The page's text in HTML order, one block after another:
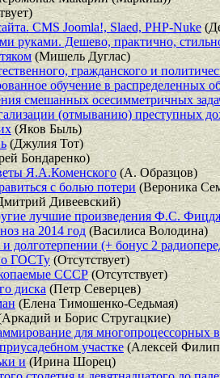
CMS Joomla!, Slaed, PHP-Nuke
руками. Дешево, практично,
(Мишель Дуглас)
гражданского и
обучение в распределенных
смешанных осесимметричных
(отмыванию) преступных
(Яков Быль)
(Джулия Тот)
Бондаренко)
Я.А.Коменского (А. Образцов)
с болью потери (Вероника
Дивеевский)
лучшие произведения Ф.С.
на 2014 год (Василиса Володина)
долготерпении (+ бонус 2
ГОСТу(Отсутствует)
СССР(Отсутствует)
диска (Петр Северцев)
(Елена Тимошенко-Седьмая)
и Борис Стругацкие)
для многопроцессорных
участке (Алексей
и(Ирина Шорец)